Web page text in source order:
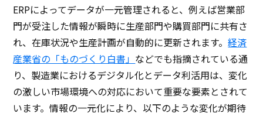
ERPによってデータが一元管理されると、例えば営業部
門が受注した情報が瞬時に生産部門や購買部門に共有さ
れ、在庫状況や生産計画が自動的に更新されます。経済
産業省の「ものづくり白書」 などでも指摘されている通
り、製造業におけるデジタル化とデータ利活用は、変化
の激しい市場環境への対応において重要な要素とされて
います。情報の一元化により、以下のような変化が期待